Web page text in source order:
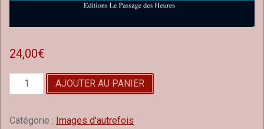
24,00€
quantité
de
-
AJOUTER AU PANIER
Catégorie : Images d'autrefois